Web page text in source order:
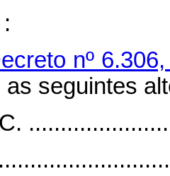
:
nº
seguintes